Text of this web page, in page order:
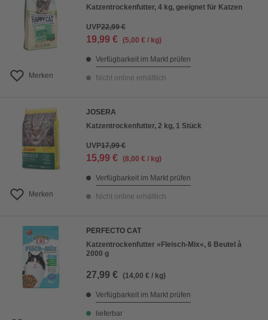
Merken
Katzentrockenfutter, 4 kg, geeignet für Katzen
UVP22,99 €
19,99 € (5,00 € / kg)
Verfügbarkeit im Markt prüfen
Nicht online erhältlich
Merken
JOSERA
Katzentrockenfutter, 2 kg, 1 Stück
UVP17,99 €
15,99 € (8,00 € / kg)
Verfügbarkeit im Markt prüfen
Nicht online erhältlich
PERFECTO CAT
Katzentrockenfutter »Fleisch-Mix«, 6 Beutel à
2000 g
27,99 € (14,00 € / kg)
Verfügbarkeit im Markt prüfen
lieferbar